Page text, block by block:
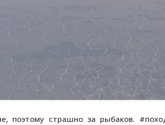
страшно за рыбаков.